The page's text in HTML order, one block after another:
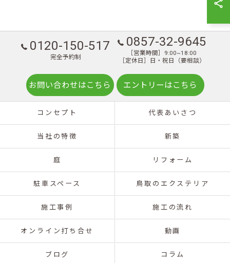
0120-150-517
完全予約制
0857-32-9645
［営業時間］9:00~18:00
［定休日］日・祝日（要相談）
お問い合わせはこちら エントリーはこちら
コンセプト 代表あいさつ
当社の特徴 新築
庭 リフォーム
駐車スペース 鳥取のエクステリア
施工事例 施工の流れ
オンライン打ち合せ 動画
ブログ コラム